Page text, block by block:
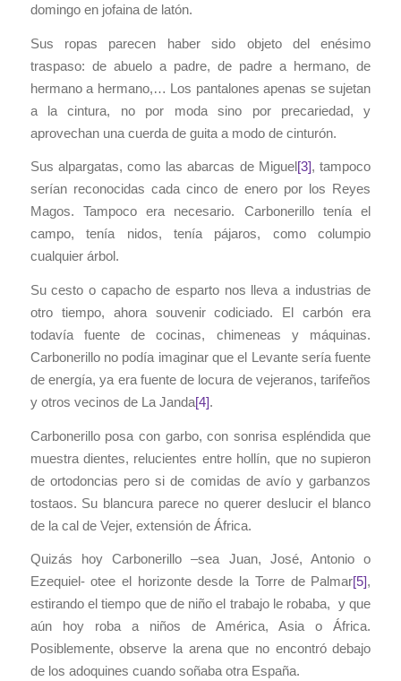
domingo en jofaina de latón.
Sus ropas parecen haber sido objeto del enésimo
traspaso: de abuelo a padre, de padre a hermano, de
hermano a hermano,… Los pantalones apenas se sujetan
a la cintura, no por moda sino por precariedad, y
aprovechan una cuerda de guita a modo de cinturón.
Sus alpargatas, como las abarcas de Miguel[3], tampoco
serían reconocidas cada cinco de enero por los Reyes
Magos. Tampoco era necesario. Carbonerillo tenía el
campo, tenía nidos, tenía pájaros, como columpio
cualquier árbol.
Su cesto o capacho de esparto nos lleva a industrias de
otro tiempo, ahora souvenir codiciado. El carbón era
todavía fuente de cocinas, chimeneas y máquinas.
Carbonerillo no podía imaginar que el Levante sería fuente
de energía, ya era fuente de locura de vejeranos, tarifeños
y otros vecinos de La Janda[4].
Carbonerillo posa con garbo, con sonrisa espléndida que
muestra dientes, relucientes entre hollín, que no supieron
de ortodoncias pero si de comidas de avío y garbanzos
tostaos. Su blancura parece no querer deslucir el blanco
de la cal de Vejer, extensión de África.
Quizás hoy Carbonerillo –sea Juan, José, Antonio o
Ezequiel- otee el horizonte desde la Torre de Palmar[5],
estirando el tiempo que de niño el trabajo le robaba, y que
aún hoy roba a niños de América, Asia o África.
Posiblemente, observe la arena que no encontró debajo
de los adoquines cuando soñaba otra España.